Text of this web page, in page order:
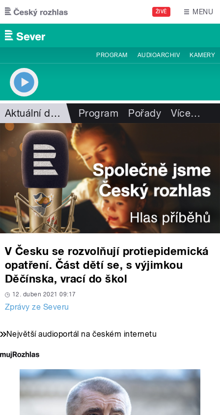
Přejít k hlavnímu obsahu
ŽIVĚ MENU
PROGRAM AUDIOARCHIV KAMERY
Aktuální dění Program Pořady Více…
V Česku se rozvolňují protiepidemická
opatření. Část dětí se, s výjimkou
Děčínska, vrací do škol
12. duben 2021 09:17
Zprávy ze Severu
Největší audioportál na českém internetu